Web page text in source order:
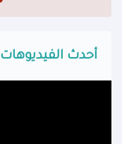
أحدث الفيديوهات